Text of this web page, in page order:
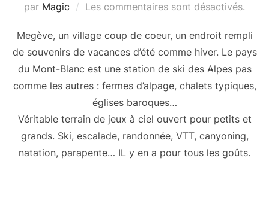
par Magic Les commentaires sont désactivés.
Megève, un village coup de coeur, un endroit rempli
de souvenirs de vacances d’été comme hiver. Le pays
du Mont-Blanc est une station de ski des Alpes pas
comme les autres : fermes d’alpage, chalets typiques,
églises baroques…
Véritable terrain de jeux à ciel ouvert pour petits et
grands. Ski, escalade, randonnée, VTT, canyoning,
natation, parapente… IL y en a pour tous les goûts.